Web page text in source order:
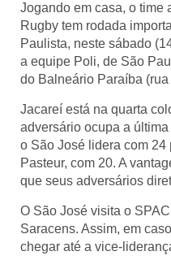
Jogando em casa, o time
Rugby tem rodada
Paulista, neste sábado
a equipe Poli, de São
do Balneário Paraíba (rua
Jacareí está na quarta
adversário ocupa a
o São José lidera com
Pasteur, com 20. A
que seus adversários
O São José visita o
Saracens. Assim, em
chegar até a vice-